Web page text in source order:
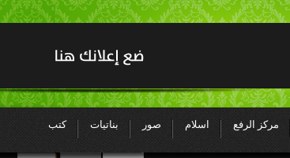
مركز الرفع اسلام صور بناتيات كتب